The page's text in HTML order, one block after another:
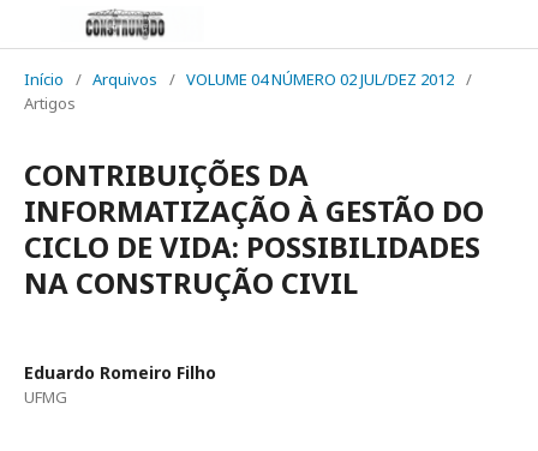
Início / Arquivos / VOLUME 04 NÚMERO 02 JUL/DEZ 2012 /
Artigos
CONTRIBUIÇÕES DA
INFORMATIZAÇÃO À GESTÃO DO
CICLO DE VIDA: POSSIBILIDADES
NA CONSTRUÇÃO CIVIL
Eduardo Romeiro Filho
UFMG